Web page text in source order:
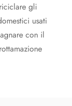
gli
usati
con il